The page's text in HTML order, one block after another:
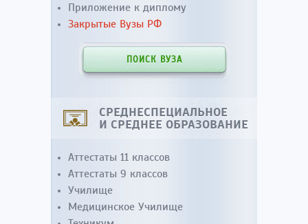
Приложение к диплому
Закрытые Вузы РФ
ПОИСК ВУЗА
СРЕДНЕСПЕЦИАЛЬНОЕ
И СРЕДНЕЕ ОБРАЗОВАНИЕ
Аттестаты 11 классов
Аттестаты 9 классов
Училище
Медицинское Училище